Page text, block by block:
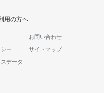
用の方へ
お問い合わせ
ー サイトマップ
データ